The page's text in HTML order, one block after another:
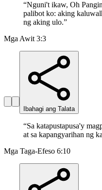
“Nguni't ikaw, Oh
palibot ko: aking
ng aking ulo.”
Mga Awit 3:3
Ibahagi ang Talata
“Sa katapustapusa'y
at sa kapangyarihan ng
Mga Taga-Efeso 6:10